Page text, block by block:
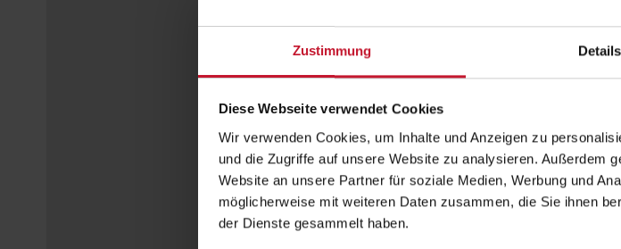
Zustimmung Details
Diese Webseite verwendet Cookies
Wir verwenden Cookies, um Inhalte und Anzeigen zu
und die Zugriffe auf unsere Website zu analysieren. Außerdem
Website an unsere Partner für soziale Medien, Werbung und
möglicherweise mit weiteren Daten zusammen, die Sie ihnen
der Dienste gesammelt haben.
vereinbart, geplant und vorbereitet
werden und vieles mehr. Insofern kommt
Zudem wird
Verordnung zugrunde liegen, für
beispielsweise selbst finanzierte
des Betrieblichen
Umsetzungsebene unterstützen kann.
können vor diesem
und die Arbeitsbelastung besser zu